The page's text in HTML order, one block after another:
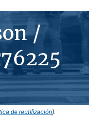
/
de reutilización).